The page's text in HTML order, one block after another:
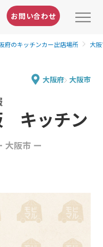
お問い合わせ
府のキッチンカー出店場所 大
大阪府 大阪市
キッチン
大阪市 ー